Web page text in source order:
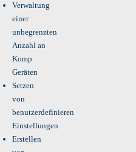
Verwaltung
einer
unbegrenzten
Anzahl an
Komp
Geräten
Setzen
von
benutzerdefinieren
Einstellungen
Erstellen